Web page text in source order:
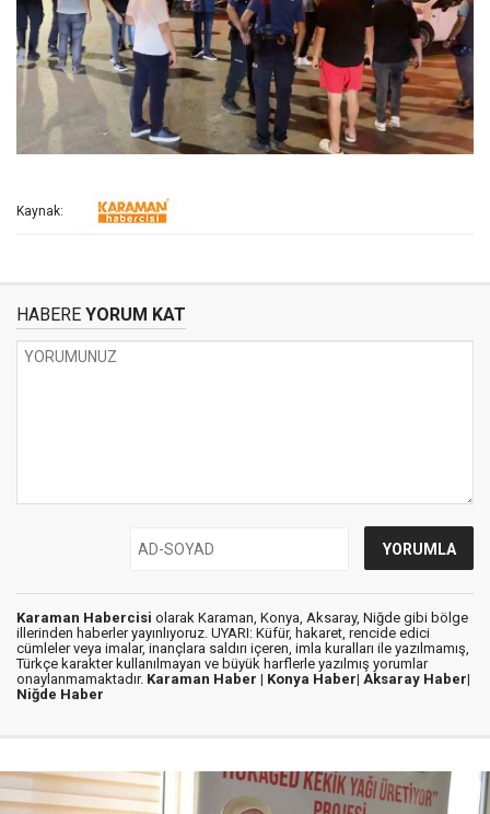
Kaynak:
HABERE YORUM KAT
Karaman Habercisi olarak Karaman, Konya, Aksaray, Niğde gibi bölge
illerinden haberler yayınlıyoruz. UYARI: Küfür, hakaret, rencide edici
cümleler veya imalar, inançlara saldırı içeren, imla kuralları ile yazılmamış,
Türkçe karakter kullanılmayan ve büyük harflerle yazılmış yorumlar
onaylanmamaktadır. Karaman Haber | Konya Haber| Aksaray Haber|
Niğde Haber